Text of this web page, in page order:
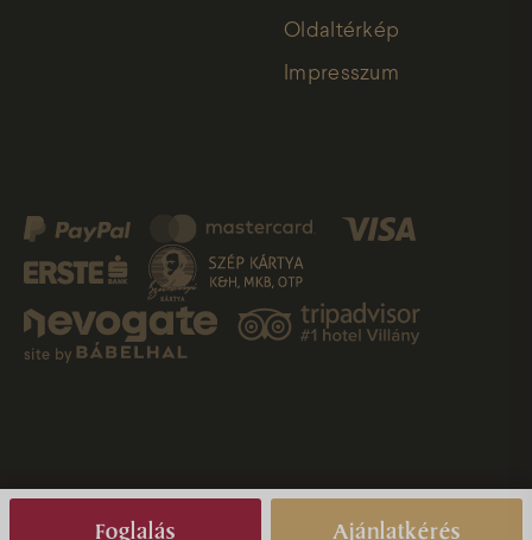
Foglalás Ajánlatkérés
Oldaltérkép
Impresszum
site by